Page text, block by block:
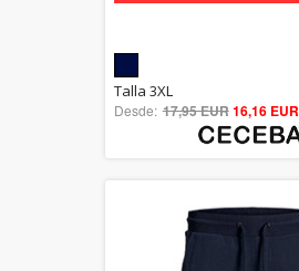
out of 5
Talla 3XL
Desde: 17,95 EUR16,16 EUR